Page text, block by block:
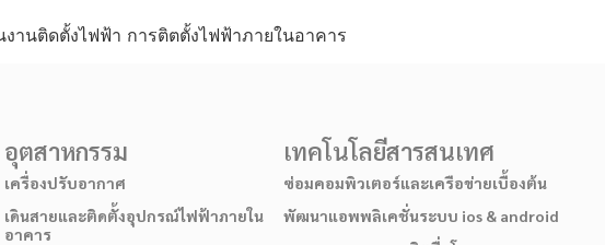
านติดตั้งไฟฟ้า การติตตั้งไฟฟ้าภายในอาคาร
อุตสาหกรรม
เครื่องปรับอากาศ
เดินสายและติดตั้งอุปกรณ์ไฟฟ้าภายใน
อาคาร
เทคโนโลยีสารสนเทศ
ซ่อมคอมพิวเตอร์และเครือข่ายเบื้องต้น
พัฒนาแอพพลิเคชั่นระบบ ios & android